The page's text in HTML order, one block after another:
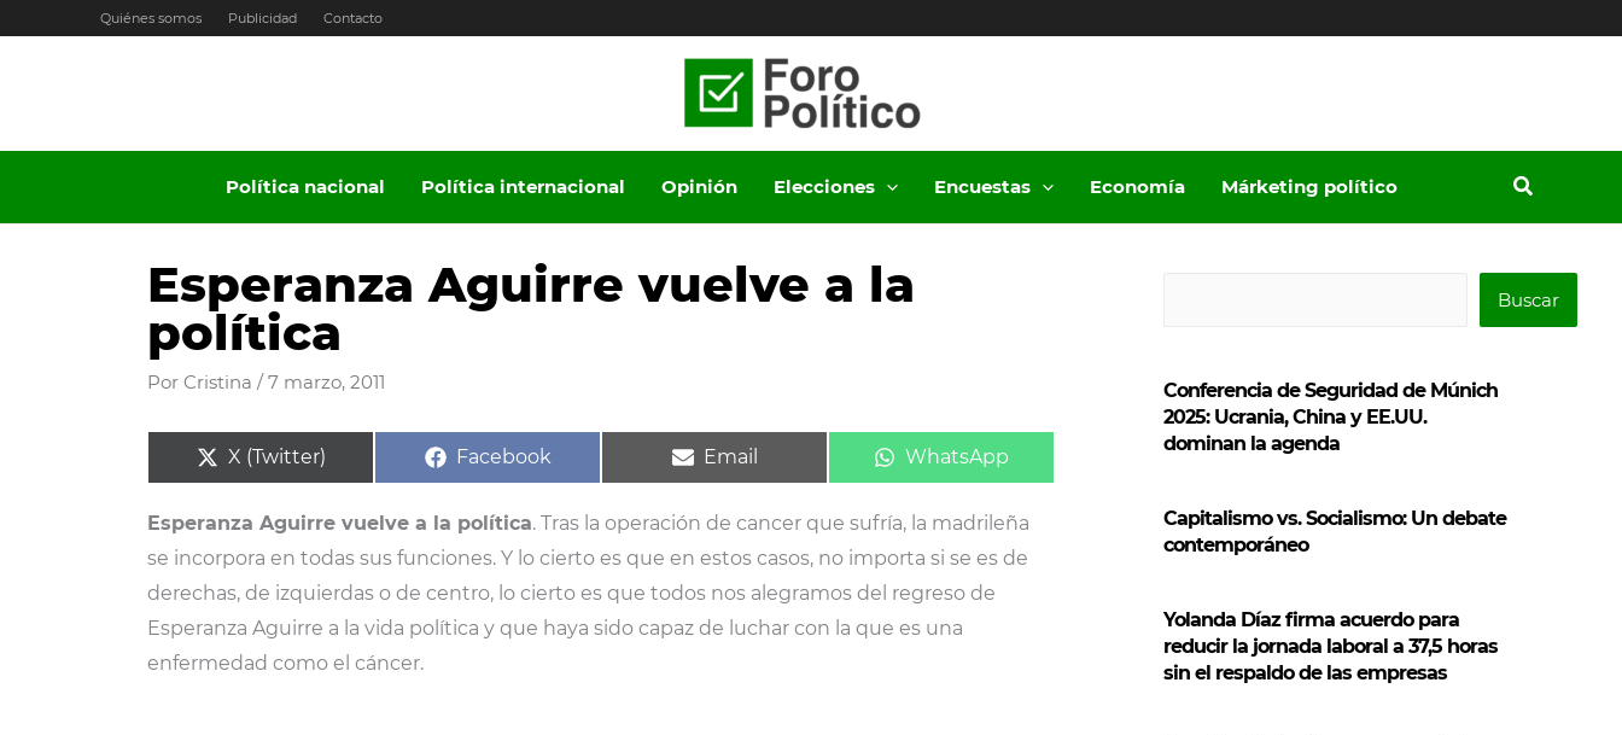
Quiénes somos Publicidad Contacto
Política nacional Política internacional Opinión Elecciones Encuestas Economía Márketing político
Esperanza Aguirre vuelve a la
política
Por Cristina /7 marzo, 2011
Compartir
en
X (Twitter)
Compartir
Facebook
Compartir
Email
Compartir
WhatsApp
Esperanza Aguirre vuelve a la política. Tras la operación de cancer que sufría, la madrileña
se incorpora en todas sus funciones. Y lo cierto es que en estos casos, no importa si se es de
derechas, de izquierdas o de centro, lo cierto es que todos nos alegramos del regreso de
Esperanza Aguirre a la vida política y que haya sido capaz de luchar con la que es una
enfermedad como el cáncer.
c
a
Buscar
Conferencia de Seguridad de Múnich
2025: Ucrania, China y EE.UU.
dominan la agenda
Capitalismo vs. Socialismo: Un debate
contemporáneo
Yolanda Díaz firma acuerdo para
reducir la jornada laboral a 37,5 horas
sin el respaldo de las empresas